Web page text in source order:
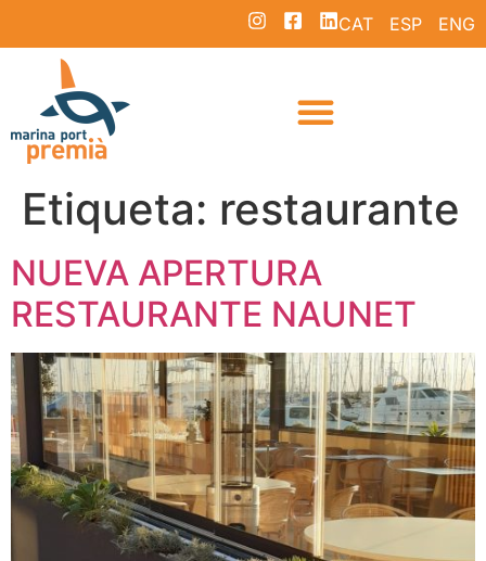
CAT ESP ENG
Etiqueta: restaurante
NUEVA APERTURA
RESTAURANTE NAUNET